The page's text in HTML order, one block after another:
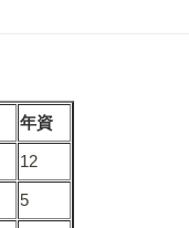
年資
12
5